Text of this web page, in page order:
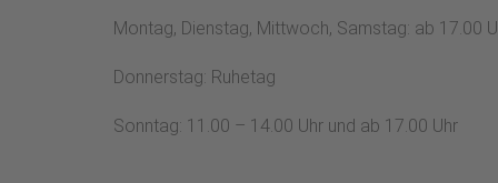
Montag, Dienstag, Mittwoch, Samstag: ab 17.00
Donnerstag: Ruhetag
Sonntag: 11.00 – 14.00 Uhr und ab 17.00 Uhr